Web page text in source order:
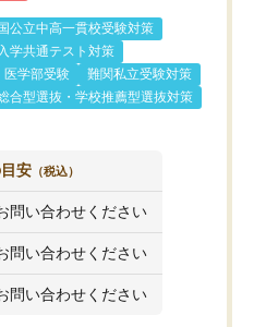
公立中高一貫校受験対策
学共通テスト対策
医学部受験
難関私立受験対策
合型選抜・学校推薦型選抜対策
安 （税込）
問い合わせください
問い合わせください
問い合わせください